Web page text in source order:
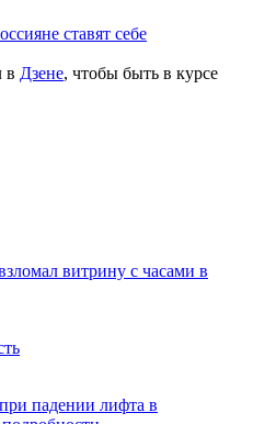
ставят себе
в Дзене, чтобы быть в курсе
витрину с часами в
падении лифта в